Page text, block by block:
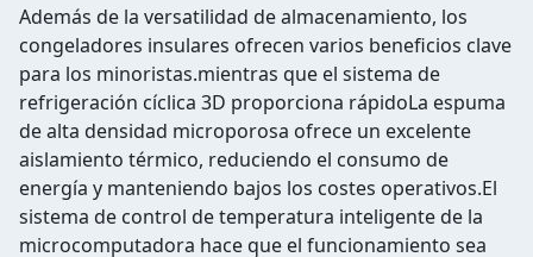
Además de la versatilidad de almacenamiento, los
congeladores insulares ofrecen varios beneficios clave
para los minoristas.mientras que el sistema de
refrigeración cíclica 3D proporciona rápidoLa espuma
de alta densidad microporosa ofrece un excelente
aislamiento térmico, reduciendo el consumo de
energía y manteniendo bajos los costes operativos.El
sistema de control de temperatura inteligente de la
microcomputadora hace que el funcionamiento sea